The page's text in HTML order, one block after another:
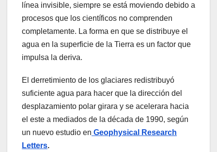
línea invisible, siempre se está moviendo debido a
procesos que los científicos no comprenden
completamente. La forma en que se distribuye el
agua en la superficie de la Tierra es un factor que
impulsa la deriva.
El derretimiento de los glaciares redistribuyó
suficiente agua para hacer que la dirección del
desplazamiento polar girara y se acelerara hacia
el este a mediados de la década de 1990, según
un nuevo estudio en Geophysical Research
Letters.